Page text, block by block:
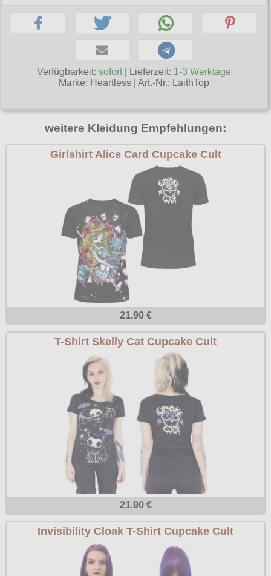
Queen of Darkness
Restyle
Rockabella
Sinister
Spin Doctor
Surplus
Vixxsin
Voodoo Vixen
Warrior Clothing
Gothic Shop
Rockabilly
Verfügbarkeit:sofort | Lieferzeit: 1-3 Werktage
Marke: Heartless |Art.-Nr.: LaithTop
weitere Kleidung Empfehlungen:
Girlshirt Alice Card Cupcake Cult
21.90 €
T-Shirt Skelly Cat Cupcake Cult
21.90 €
Invisibility Cloak T-Shirt Cupcake Cult